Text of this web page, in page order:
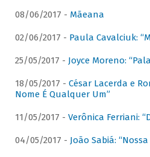
08/06/2017 - Mãeana
02/06/2017 - Paula Cavalciuk:
25/05/2017 - Joyce Moreno:
18/05/2017 - César Lacerda e
Nome É Qualquer Um”
11/05/2017 - Verônica Ferriani:
04/05/2017 - João Sabiá: